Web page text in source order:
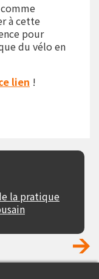
à cette
pour
du vélo en
lien !
la pratique